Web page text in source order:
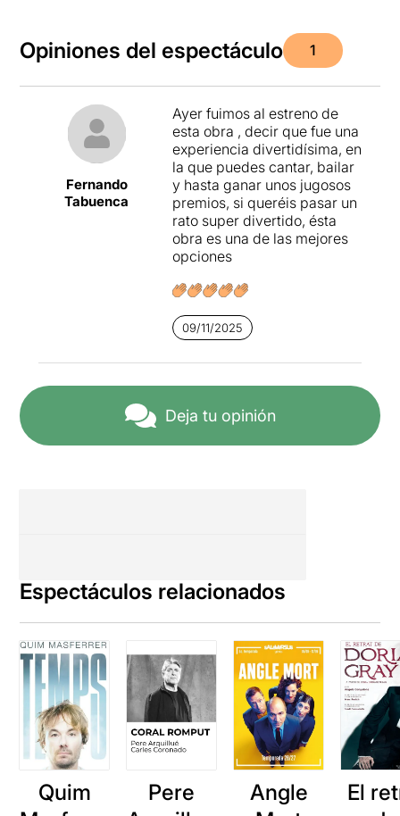
Opiniones del espectáculo 1
Fernando
Tabuenca
Ayer fuimos al estreno de
esta obra , decir que fue una
experiencia divertidísima, en
la que puedes cantar, bailar
y hasta ganar unos jugosos
premios, si queréis pasar un
rato super divertido, ésta
obra es una de las mejores
opciones
09/11/2025
Deja tu opinión
Espectáculos relacionados
Quim
Pere
Angle
El